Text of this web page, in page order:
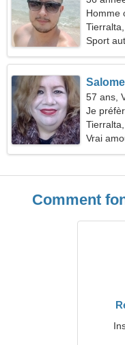
Homme
Sport
Salome
57 ans,
Je
Vrai
Comment